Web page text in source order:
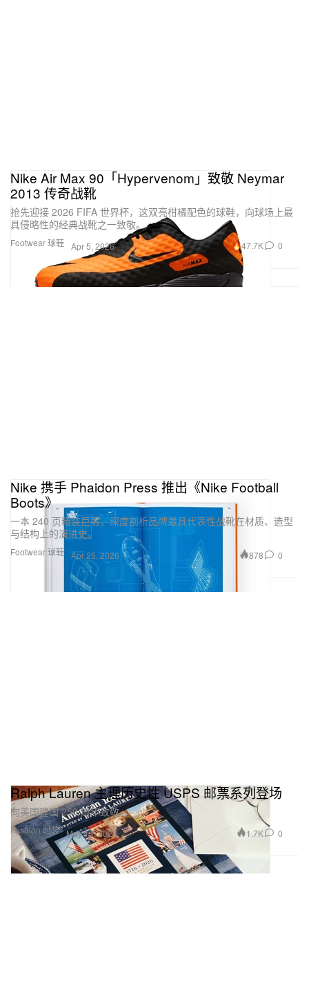
Footwear 球鞋
Nike Air Max 90「Hypervenom」致敬 Neymar
2013 传奇战靴
抢先迎接 2026 FIFA 世界杯，这双亮柑橘配色的球鞋，向球场上最
具侵略性的经典战靴之一致敬。
Apr 5, 2026 47.7K 0
Footwear 球鞋
Nike 携手 Phaidon Press 推出《Nike Football
Boots》
一本 240 页精装巨著，深度剖析品牌最具代表性战靴在材质、造型
与结构上的演进史。
Apr 25, 2026 878 0
Fashion 时装
Ralph Lauren 主理历史性 USPS 邮票系列登场
向美国建国 250 周年致敬。
May 13, 2026 1.7K 0